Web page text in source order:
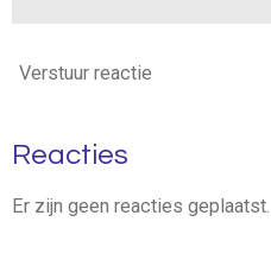
Verstuur reactie
Reacties
Er zijn geen reacties geplaatst.